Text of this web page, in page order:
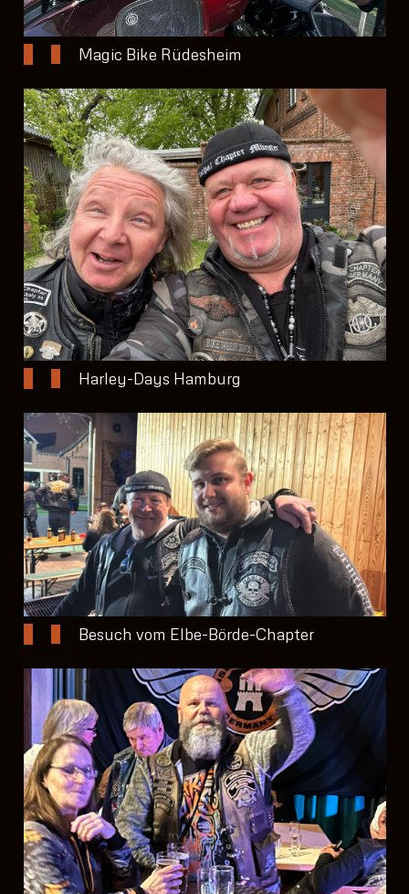
Magic Bike Rüdesheim
Harley-Days Hamburg
Besuch vom Elbe-Börde-Chapter